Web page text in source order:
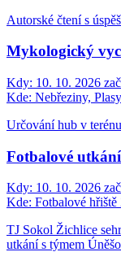
Autorské čtení s
Mykologický
Kdy: 10. 10. 2026
Kde: Nebřeziny, Plasy
Určování hub v
Fotbalové
Kdy: 10. 10. 2026
Kde: Fotbalové
TJ Sokol Žichlice
utkání s týmem